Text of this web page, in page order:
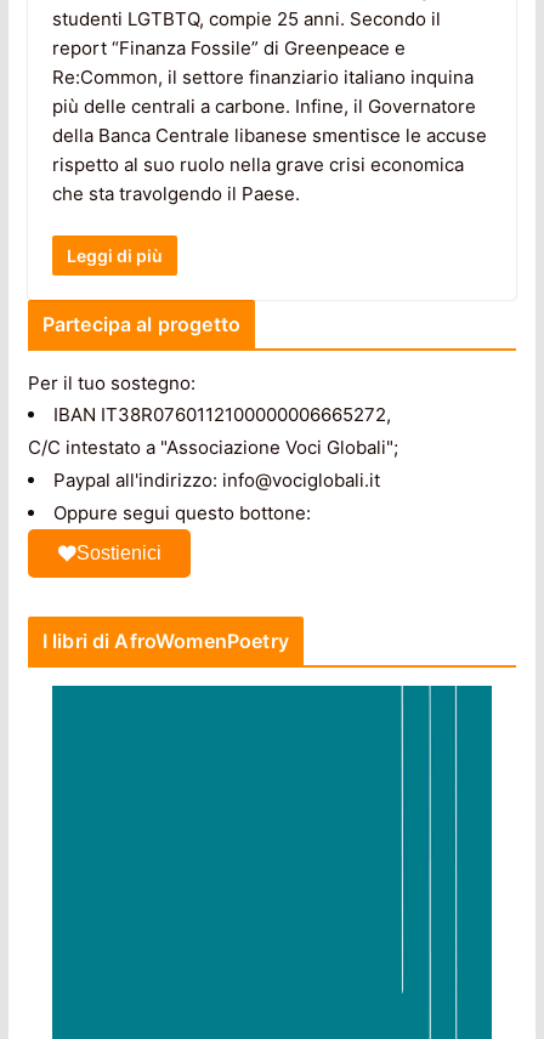
studenti LGTBTQ, compie 25 anni. Secondo il
report “Finanza Fossile” di Greenpeace e
Re:Common, il settore finanziario italiano inquina
più delle centrali a carbone. Infine, il Governatore
della Banca Centrale libanese smentisce le accuse
rispetto al suo ruolo nella grave crisi economica
che sta travolgendo il Paese.
Leggi di più
Partecipa al progetto
Per il tuo sostegno:
IBAN IT38R0760112100000006665272,
C/C intestato a "Associazione Voci Globali";
Paypal all'indirizzo: info@vociglobali.it
Oppure segui questo bottone:
Sostienici
I libri di AfroWomenPoetry